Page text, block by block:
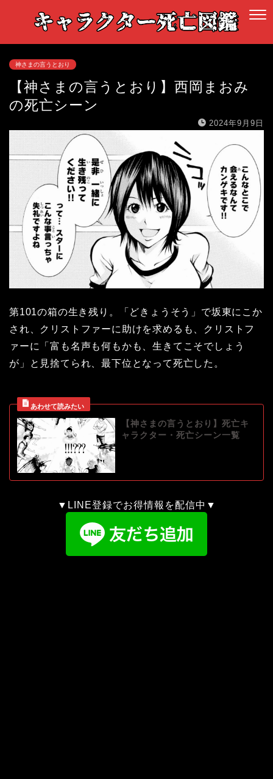
神さまの言うとおり
【神さまの言うとおり】西岡まおみ
の死亡シーン
2024年9月9日
第101の箱の生き残り。「どきょうそう」で坂東にこか
され、クリストファーに助けを求めるも、クリストフ
ァーに「富も名声も何もかも、生きてこそでしょう
が」と見捨てられ、最下位となって死亡した。
【神さまの言うとおり】死亡キ
ャラクター・死亡シーン一覧
▼LINE登録でお得情報を配信中▼